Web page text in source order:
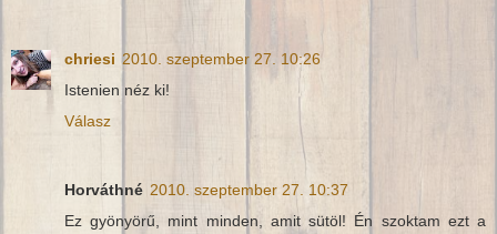
chriesi 2010. szeptember 27. 10:26
Istenien néz ki!
Válasz
Horváthné 2010. szeptember 27. 10:37
Ez gyönyörű, mint minden, amit sütöl! Én szoktam ezt a